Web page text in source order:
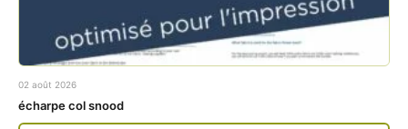
o
k
.
r
a
m
02 août 2026
écharpe col snood